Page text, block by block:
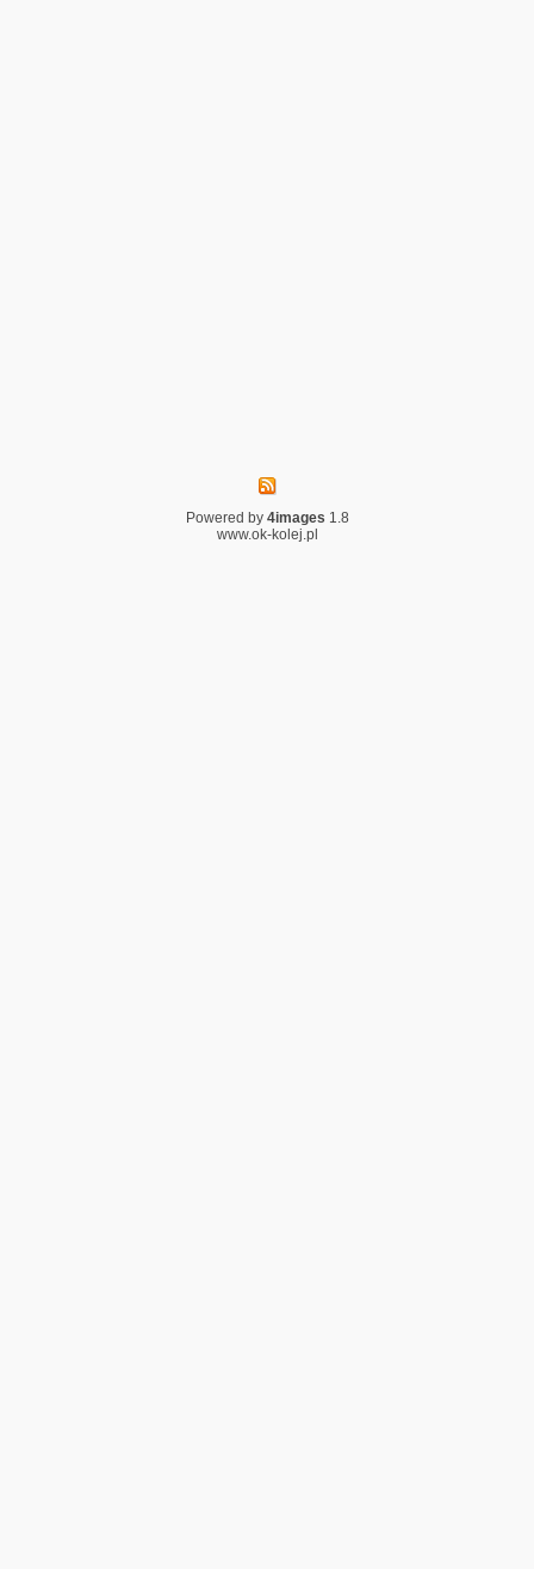
Powered by 4images 1.8
www.ok-kolej.pl